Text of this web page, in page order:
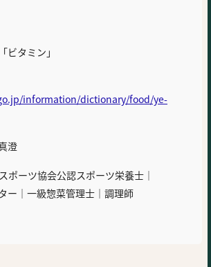
ビタミン」
information/dictionary/food/ye-
澄
ポーツ協会公認スポーツ栄養士｜
ー｜一級惣菜管理士｜調理師